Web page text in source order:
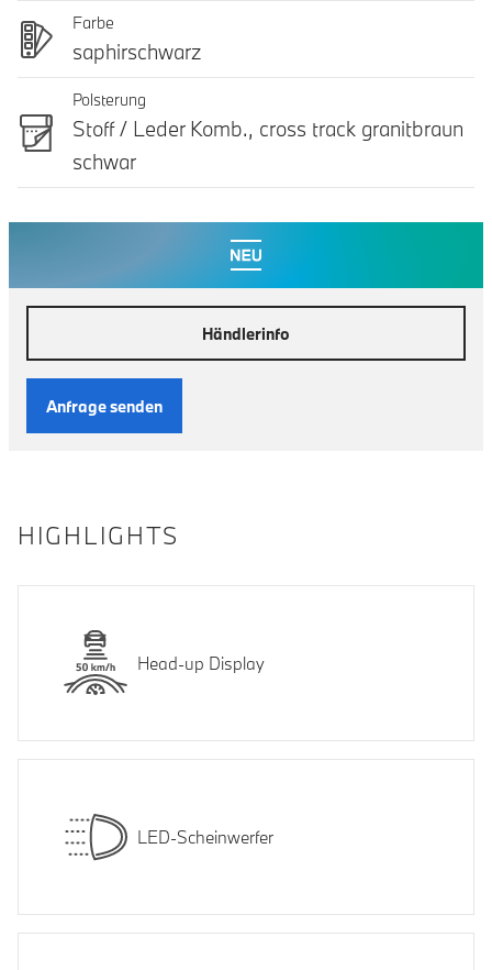
Farbe
saphirschwarz
Polsterung
Stoff / Leder Komb., cross track granitbraun
schwar
Händlerinfo
Anfrage senden
HIGHLIGHTS
Head-up Display
LED-Scheinwerfer